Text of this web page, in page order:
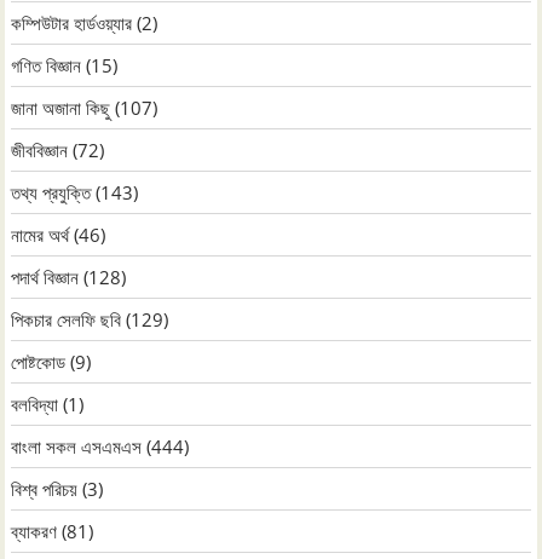
কম্পিউটার হার্ডওয়্যার (2)
গণিত বিজ্ঞান (15)
জানা অজানা কিছু (107)
জীববিজ্ঞান (72)
তথ্য প্রযুক্তি(143)
নামের অর্থ(46)
পদার্থ বিজ্ঞান (128)
পিকচার সেলফি ছবি (129)
পোষ্টকোড (9)
বলবিদ্যা (1)
বাংলা সকল এসএমএস (444)
বিশ্ব পরিচয় (3)
ব্যাকরণ (81)